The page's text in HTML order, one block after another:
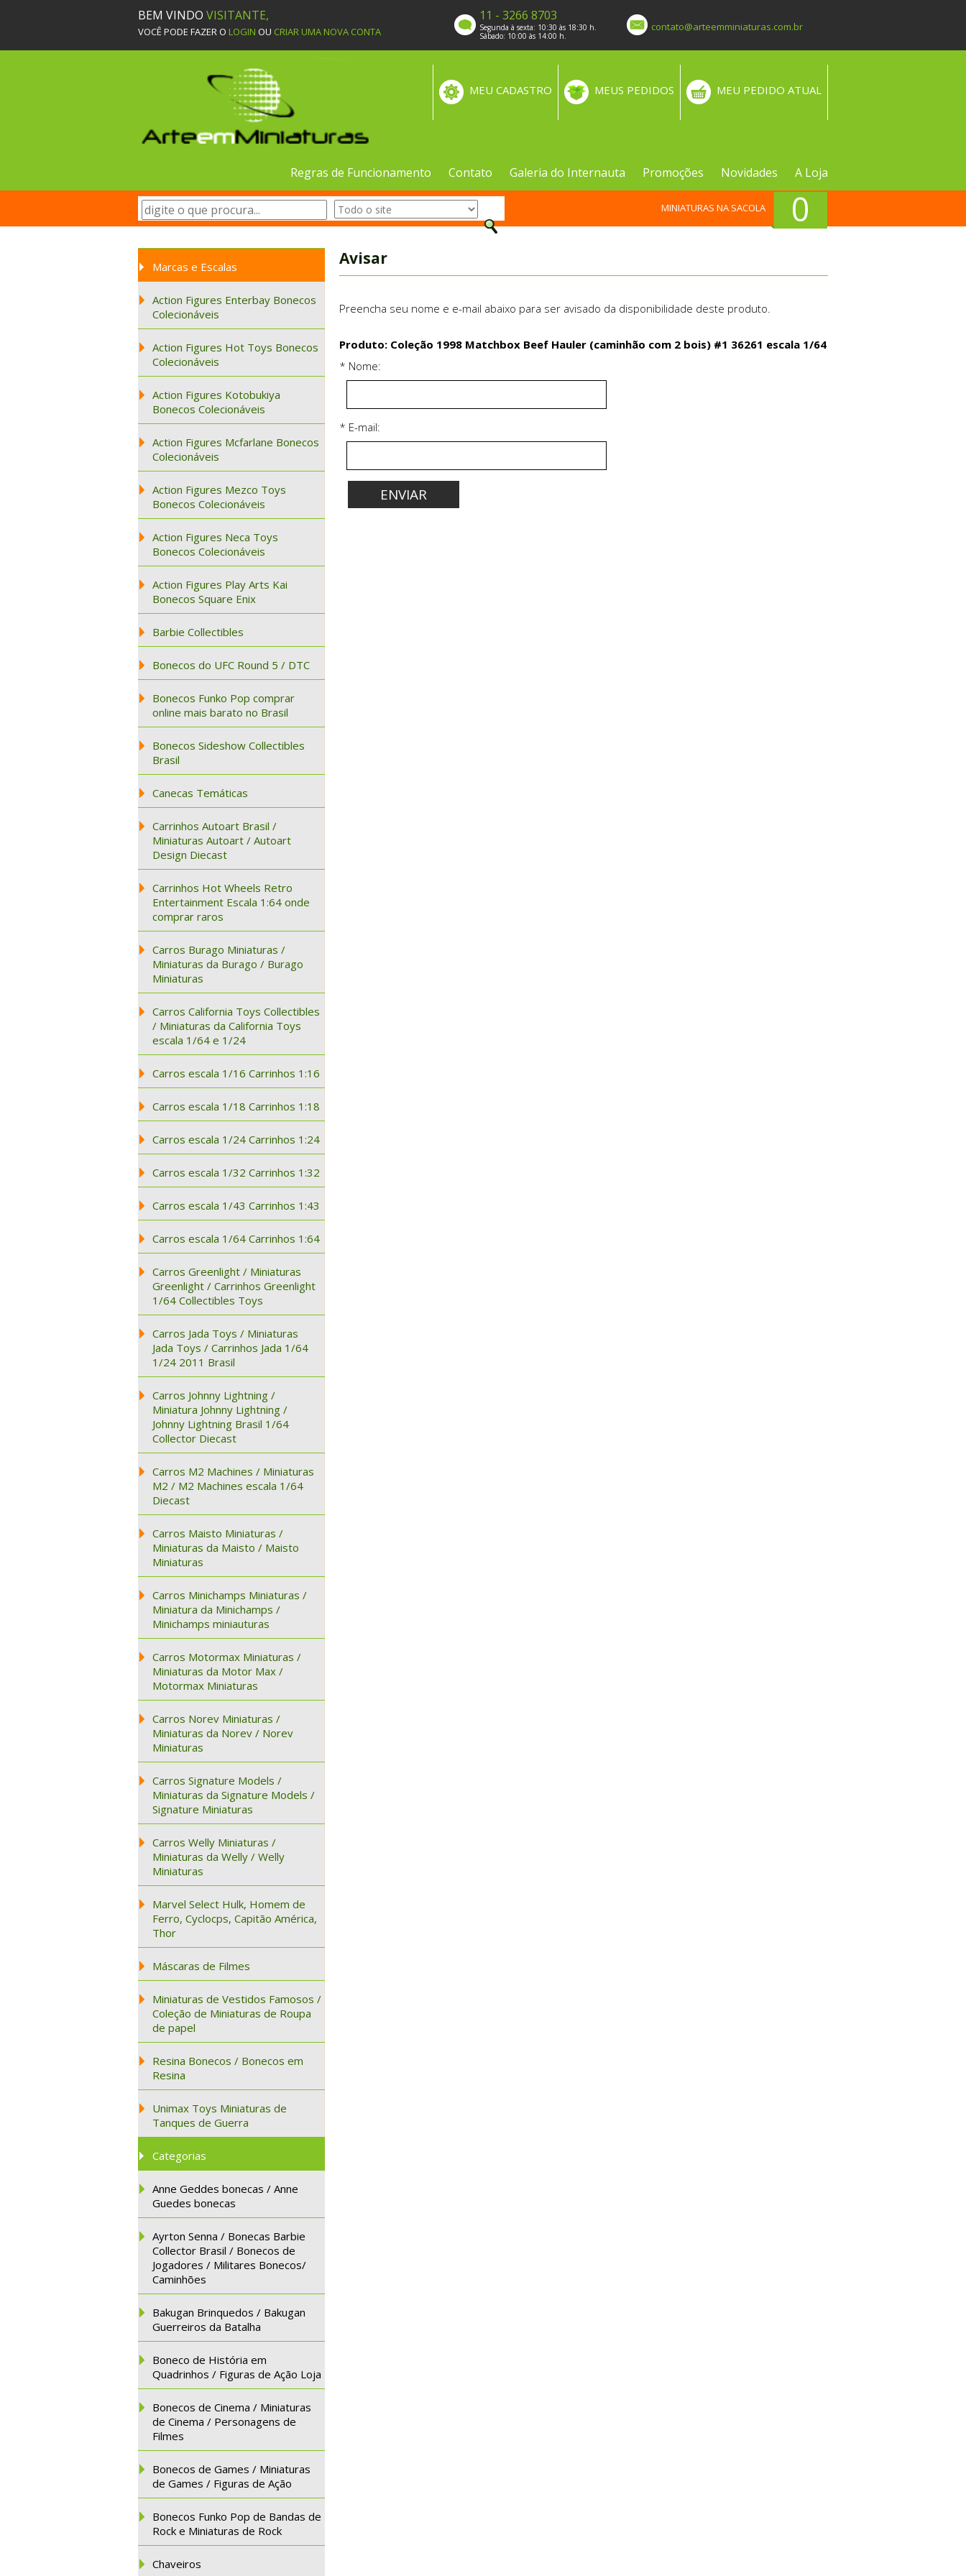
BEM VINDO VISITANTE,
VOCÊ PODE FAZER O LOGIN OU CRIAR UMA NOVA CONTA
11 - 3266 8703
Segunda à sexta: 10:30 às 18:30 h.
Sábado: 10:00 às 14:00 h.
contato@arteemminiaturas.com.br
MEU PEDIDO ATUAL
MEUS PEDIDOS
MEU CADASTRO
Regras de Funcionamento Contato Galeria do Internauta Promoções Novidades A Loja
0
MINIATURAS NA SACOLA
Marcas e Escalas
Action Figures Enterbay Bonecos
Colecionáveis
Action Figures Hot Toys Bonecos
Colecionáveis
Action Figures Kotobukiya
Bonecos Colecionáveis
Action Figures Mcfarlane Bonecos
Colecionáveis
Action Figures Mezco Toys
Bonecos Colecionáveis
Action Figures Neca Toys
Bonecos Colecionáveis
Action Figures Play Arts Kai
Bonecos Square Enix
Barbie Collectibles
Bonecos do UFC Round 5 / DTC
Bonecos Funko Pop comprar
online mais barato no Brasil
Bonecos Sideshow Collectibles
Brasil
Canecas Temáticas
Carrinhos Autoart Brasil /
Miniaturas Autoart / Autoart
Design Diecast
Carrinhos Hot Wheels Retro
Entertainment Escala 1:64 onde
comprar raros
Carros Burago Miniaturas /
Miniaturas da Burago / Burago
Miniaturas
Carros California Toys Collectibles
/ Miniaturas da California Toys
escala 1/64 e 1/24
Carros escala 1/16 Carrinhos 1:16
Carros escala 1/18 Carrinhos 1:18
Carros escala 1/24 Carrinhos 1:24
Carros escala 1/32 Carrinhos 1:32
Carros escala 1/43 Carrinhos 1:43
Carros escala 1/64 Carrinhos 1:64
Carros Greenlight / Miniaturas
Greenlight / Carrinhos Greenlight
1/64 Collectibles Toys
Carros Jada Toys / Miniaturas
Jada Toys / Carrinhos Jada 1/64
1/24 2011 Brasil
Carros Johnny Lightning /
Miniatura Johnny Lightning /
Johnny Lightning Brasil 1/64
Collector Diecast
Carros M2 Machines / Miniaturas
M2 / M2 Machines escala 1/64
Diecast
Carros Maisto Miniaturas /
Miniaturas da Maisto / Maisto
Miniaturas
Carros Minichamps Miniaturas /
Miniatura da Minichamps /
Minichamps miniauturas
Carros Motormax Miniaturas /
Miniaturas da Motor Max /
Motormax Miniaturas
Carros Norev Miniaturas /
Miniaturas da Norev / Norev
Miniaturas
Carros Signature Models /
Miniaturas da Signature Models /
Signature Miniaturas
Carros Welly Miniaturas /
Miniaturas da Welly / Welly
Miniaturas
Marvel Select Hulk, Homem de
Ferro, Cyclocps, Capitão América,
Thor
Máscaras de Filmes
Miniaturas de Vestidos Famosos /
Coleção de Miniaturas de Roupa
de papel
Resina Bonecos / Bonecos em
Resina
Unimax Toys Miniaturas de
Tanques de Guerra
Categorias
Anne Geddes bonecas / Anne
Guedes bonecas
Ayrton Senna / Bonecas Barbie
Collector Brasil / Bonecos de
Jogadores / Militares Bonecos/
Caminhões
Bakugan Brinquedos / Bakugan
Guerreiros da Batalha
Boneco de História em
Quadrinhos / Figuras de Ação Loja
Bonecos de Cinema / Miniaturas
de Cinema / Personagens de
Filmes
Bonecos de Games / Miniaturas
de Games / Figuras de Ação
Bonecos Funko Pop de Bandas de
Rock e Miniaturas de Rock
Chaveiros
Avisar
Preencha seu nome e e-mail abaixo para ser avisado da disponibilidade deste produto.
Produto: Coleção 1998 Matchbox Beef Hauler (caminhão com 2 bois) #1 36261 escala 1/64
* Nome:
* E-mail: